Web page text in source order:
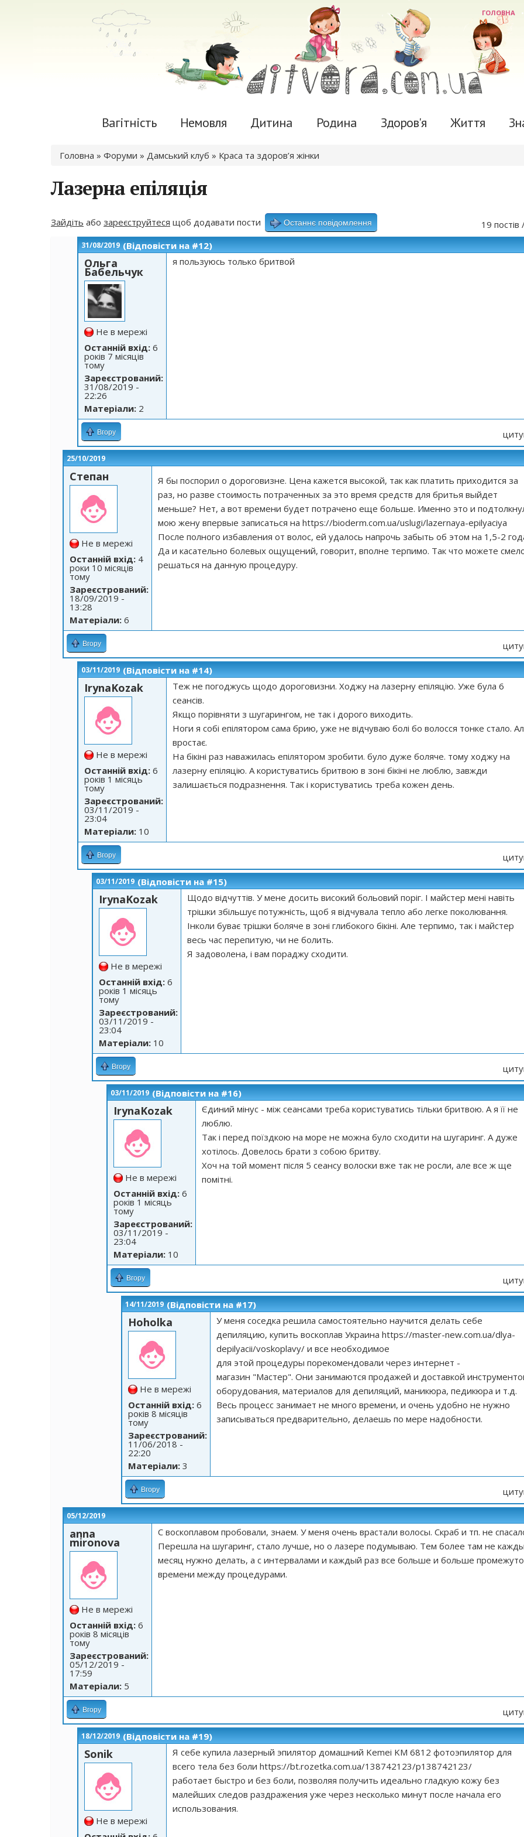
ГОЛОВНА
Вагітність Немовля Дитина Родина Здоров'я Життя
Ви є тут
Головна » Форуми » Дамський клуб » Краса та здоров’я жінки
Лазерна епіляція
19
Зайдіть або зареєструйтеся щоб додавати пости Останнє повідомлення
31/08/2019 (Відповісти на #12)
Ольга
Бабельчук
Не в мережі
Останній вхід: 6
років 7 місяців
тому
Зареєстрований:
31/08/2019 -
22:26
Матеріали: 2
я пользуюсь только бритвой
Вгору
25/10/2019
Степан
Не в мережі
Останній вхід: 4
роки 10 місяців
тому
Зареєстрований:
18/09/2019 -
13:28
Матеріали: 6
Я бы поспорил о дороговизне. Цена кажется высокой, так как платить приходится за
раз, но разве стоимость потраченных за это время средств для бритья выйдет
меньше? Нет, а вот времени будет потрачено еще больше. Именно это и
мою жену впервые записаться на https://bioderm.com.ua/uslugi/lazernaya-epilyaciya
После полного избавления от волос, ей удалось напрочь забыть об этом на 1,5-2
Да и касательно болевых ощущений, говорит, вполне терпимо. Так что можете
решаться на данную процедуру.
Вгору
03/11/2019 (Відповісти на #14)
IrynaKozak
Не в мережі
Останній вхід: 6
років 1 місяць
тому
Зареєстрований:
03/11/2019 -
23:04
Матеріали: 10
Теж не погоджусь щодо дороговизни. Ходжу на лазерну епіляцію. Уже була 6
сеансів.
Якщо порівняти з шугарингом, не так і дорого виходить.
Ноги я собі епілятором сама брию, уже не відчуваю болі бо волосся тонке стало.
вростає.
На бікіні раз наважилась епілятором зробити. було дуже боляче. тому ходжу на
лазерну епіляцію. А користуватись бритвою в зоні бікіні не люблю, завжди
залишається подразнення. Так і користуватись треба кожен день.
Вгору
03/11/2019 (Відповісти на #15)
IrynaKozak
Не в мережі
Останній вхід: 6
років 1 місяць
тому
Зареєстрований:
03/11/2019 -
23:04
Матеріали: 10
Щодо відчуттів. У мене досить високий больовий поріг. І майстер мені навіть
трішки збільшує потужність, щоб я відчувала тепло або легке поколювання.
Інколи буває трішки боляче в зоні глибокого бікіні. Але терпимо, так і майстер
весь час перепитую, чи не болить.
Я задоволена, і вам пораджу сходити.
Вгору
03/11/2019 (Відповісти на #16)
IrynaKozak
Не в мережі
Останній вхід: 6
років 1 місяць
тому
Зареєстрований:
03/11/2019 -
23:04
Матеріали: 10
Єдиний мінус - між сеансами треба користуватись тільки бритвою. А я її не
люблю.
Так і перед поїздкою на море не можна було сходити на шугаринг. А дуже
хотілось. Довелось брати з собою бритву.
Хоч на той момент після 5 сеансу волоски вже так не росли, але все ж ще
помітні.
Вгору
14/11/2019 (Відповісти на #17)
Hoholka
Не в мережі
Останній вхід: 6
років 8 місяців
тому
Зареєстрований:
11/06/2018 -
22:20
Матеріали: 3
У меня соседка решила самостоятельно научится делать себе
депиляцию, купить воскоплав Украина https://master-new.com.ua/dlya-
depilyacii/voskoplavy/ и все необходимое
для этой процедуры порекомендовали через интернет -
магазин "Мастер". Они занимаются продажей и доставкой
оборудования, материалов для депиляций, маникюра, педикюра и т.д.
Весь процесс занимает не много времени, и очень удобно не нужно
записываться предварительно, делаешь по мере надобности.
Вгору
05/12/2019
anna
mironova
Не в мережі
Останній вхід: 6
років 8 місяців
тому
Зареєстрований:
05/12/2019 -
17:59
Матеріали: 5
С воскоплавом пробовали, знаем. У меня очень врастали волосы. Скраб и тп. не
Перешла на шугаринг, стало лучше, но о лазере подумываю. Тем более там не
месяц нужно делать, а с интервалами и каждый раз все больше и больше
времени между процедурами.
Вгору
18/12/2019 (Відповісти на #19)
Sonik
Не в мережі
Я себе купила лазерный эпилятор домашний Kemei KM 6812 фотоэпилятор для
всего тела без боли https://bt.rozetka.com.ua/138742123/p138742123/
работает быстро и без боли, позволяя получить идеально гладкую кожу без
малейших следов раздражения уже через несколько минут после начала его
использования.